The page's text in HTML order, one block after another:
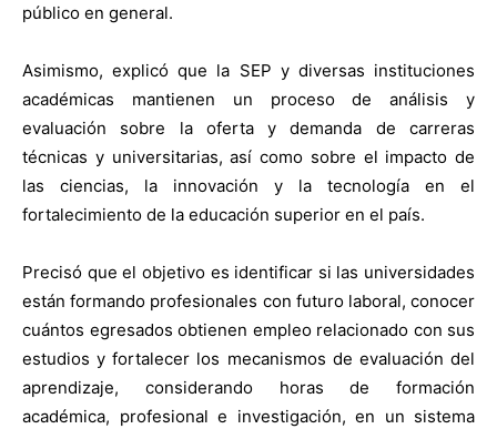
público en general.
Asimismo, explicó que la SEP y diversas instituciones
académicas mantienen un proceso de análisis y
evaluación sobre la oferta y demanda de carreras
técnicas y universitarias, así como sobre el impacto de
las ciencias, la innovación y la tecnología en el
fortalecimiento de la educación superior en el país.
Precisó que el objetivo es identificar si las universidades
están formando profesionales con futuro laboral, conocer
cuántos egresados obtienen empleo relacionado con sus
estudios y fortalecer los mecanismos de evaluación del
aprendizaje, considerando horas de formación
académica, profesional e investigación, en un sistema